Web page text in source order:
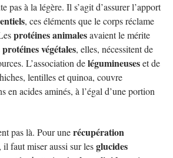
pas à la légère. Il s’agit d’assurer l’apport
, ces éléments que le corps réclame
protéines animalesavaient le mérite
protéines végétales, elles, nécessitent de
L’association delégumineuseset de
lentilles et quinoa, couvre
en acides aminés, à l’égal d’une portion
pas là. Pour unerécupération
il faut miser aussi sur lesglucides